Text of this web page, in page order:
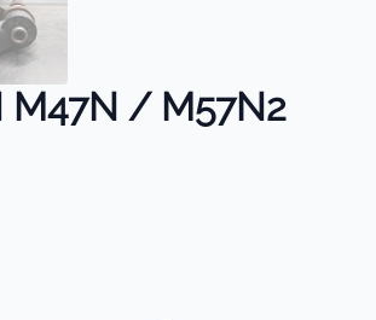
M47N / M57N2